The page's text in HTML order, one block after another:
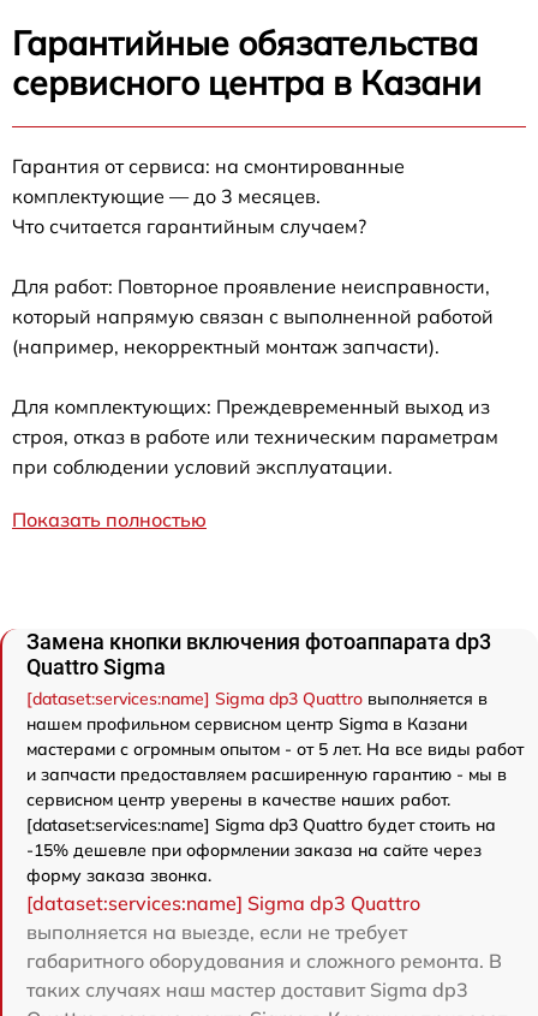
Гарантийные обязательства
сервисного центра в Казани
Гарантия от сервиса: на смонтированные
комплектующие — до 3 месяцев.
Что считается гарантийным случаем?
Для работ: Повторное проявление неисправности,
который напрямую связан с выполненной работой
(например, некорректный монтаж запчасти).
Для комплектующих: Преждевременный выход из
строя, отказ в работе или техническим параметрам
при соблюдении условий эксплуатации.
Показать полностью
Замена кнопки включения фотоаппарата dp3
Quattro Sigma
[dataset:services:name] Sigma dp3 Quattro выполняется в
нашем профильном сервисном центр Sigma в Казани
мастерами с огромным опытом - от 5 лет. На все виды работ
и запчасти предоставляем расширенную гарантию - мы в
сервисном центр уверены в качестве наших работ.
[dataset:services:name] Sigma dp3 Quattro будет стоить на
-15% дешевле при оформлении заказа на сайте через
форму заказа звонка.
[dataset:services:name] Sigma dp3 Quattro
выполняется на выезде, если не требует
габаритного оборудования и сложного ремонта. В
таких случаях наш мастер доставит Sigma dp3